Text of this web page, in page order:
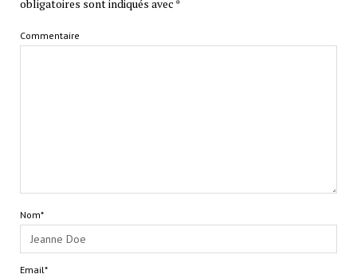
obligatoires sont indiqués avec *
Commentaire
Nom*
Email*